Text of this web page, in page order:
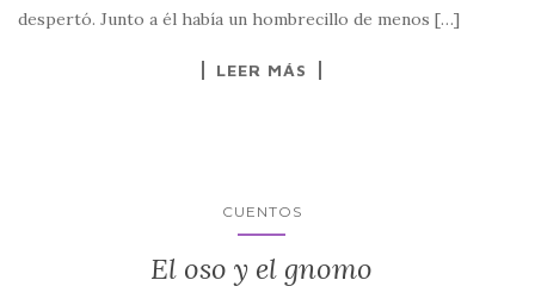
despertó. Junto a él había un hombrecillo de menos […]
LEER MÁS
CUENTOS
El oso y el gnomo